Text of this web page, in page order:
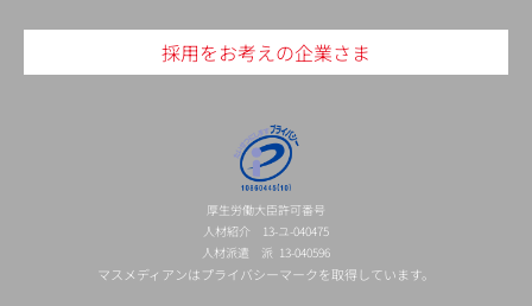
採用をお考えの企業さま
厚生労働大臣許可番号
人材紹介 13-ユ-040475
人材派遣 派 13-040596
マスメディアンはプライバシーマークを取得しています。